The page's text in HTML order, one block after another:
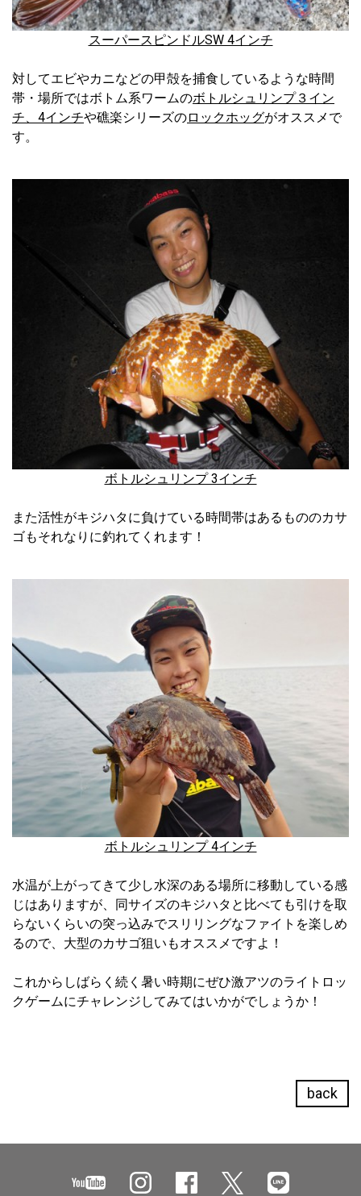
スーパースピンドルSW 4インチ
対してエビやカニなどの甲殻を捕食しているような時間
帯・場所ではボトム系ワームのボトルシュリンプ３イン
チ、4インチや礁楽シリーズのロックホッグがオススメで
す。
ボトルシュリンプ 3インチ
また活性がキジハタに負けている時間帯はあるもののカサ
ゴもそれなりに釣れてくれます！
ボトルシュリンプ 4インチ
水温が上がってきて少し水深のある場所に移動している感
じはありますが、同サイズのキジハタと比べても引けを取
らないくらいの突っ込みでスリリングなファイトを楽しめ
るので、大型のカサゴ狙いもオススメですよ！
これからしばらく続く暑い時期にぜひ激アツのライトロッ
クゲームにチャレンジしてみてはいかがでしょうか！
back